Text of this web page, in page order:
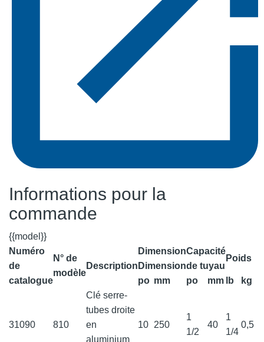
Informations pour la
commande
{{model}}
Numéro
de
catalogue
N° de
modèle
Description
Dimension
Dimension
Capacité
de tuyau
Poids
po mm po mm lb kg
31090 810
Clé serre-
tubes droite
en
aluminium
10 250
1
1/2
40
1
1/4
0,5